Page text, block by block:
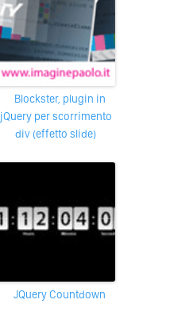
Blockster, plugin in
jQuery per scorrimento
div (effetto slide)
jQuery Countdown